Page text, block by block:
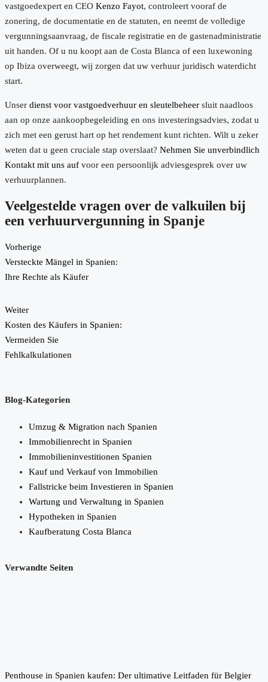
vastgoedexpert en CEO Kenzo Fayot, controleert vooraf de
zonering, de documentatie en de statuten, en neemt de volledige
vergunningsaanvraag, de fiscale registratie en de gastenadministratie
uit handen. Of u nu koopt aan de Costa Blanca of een luxewoning
op Ibiza overweegt, wij zorgen dat uw verhuur juridisch waterdicht
start.
Unser dienst voor vastgoedverhuur en sleutelbeheer sluit naadloos
aan op onze aankoopbegeleiding en ons investeringsadvies, zodat u
zich met een gerust hart op het rendement kunt richten. Wilt u zeker
weten dat u geen cruciale stap overslaat? Nehmen Sie unverbindlich
Kontakt mit uns auf voor een persoonlijk adviesgesprek over uw
verhuurplannen.
Veelgestelde vragen over de valkuilen bij
een verhuurvergunning in Spanje
Vorherige
Versteckte Mängel in Spanien:
Ihre Rechte als Käufer
Weiter
Kosten des Käufers in Spanien:
Vermeiden Sie
Fehlkalkulationen
Blog-Kategorien
Umzug & Migration nach Spanien
Immobilienrecht in Spanien
Immobilieninvestitionen Spanien
Kauf und Verkauf von Immobilien
Fallstricke beim Investieren in Spanien
Wartung und Verwaltung in Spanien
Hypotheken in Spanien
Kaufberatung Costa Blanca
Verwandte Seiten
Penthouse in Spanien kaufen: Der ultimative Leitfaden für Belgier